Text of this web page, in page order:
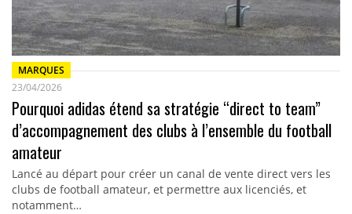
MARQUES
23/04/2026
Pourquoi adidas étend sa stratégie “direct to team”
d’accompagnement des clubs à l’ensemble du football
amateur
Lancé au départ pour créer un canal de vente direct vers les
clubs de football amateur, et permettre aux licenciés, et
notamment…